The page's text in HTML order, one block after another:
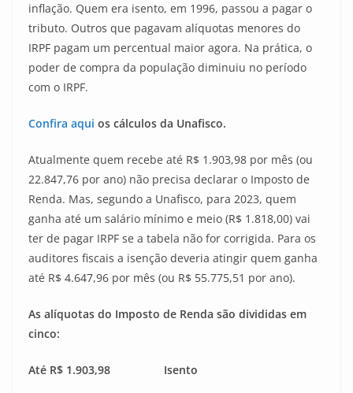
inflação. Quem era isento, em 1996, passou a pagar o
tributo. Outros que pagavam alíquotas menores do
IRPF pagam um percentual maior agora. Na prática, o
poder de compra da população diminuiu no período
com o IRPF.
Confira aqui os cálculos da Unafisco.
Atualmente quem recebe até R$ 1.903,98 por mês (ou
22.847,76 por ano) não precisa declarar o Imposto de
Renda. Mas, segundo a Unafisco, para 2023, quem
ganha até um salário mínimo e meio (R$ 1.818,00) vai
ter de pagar IRPF se a tabela não for corrigida. Para os
auditores fiscais a isenção deveria atingir quem ganha
até R$ 4.647,96 por mês (ou R$ 55.775,51 por ano).
As alíquotas do Imposto de Renda são divididas em
cinco:
Até R$ 1.903,98 Isento